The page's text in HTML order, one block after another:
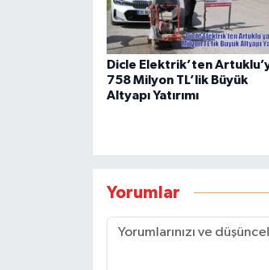
Dicle Elektrik’ten
758 Milyon TL’lik Büyük
Altyapı Yatırımı
Yorumlar